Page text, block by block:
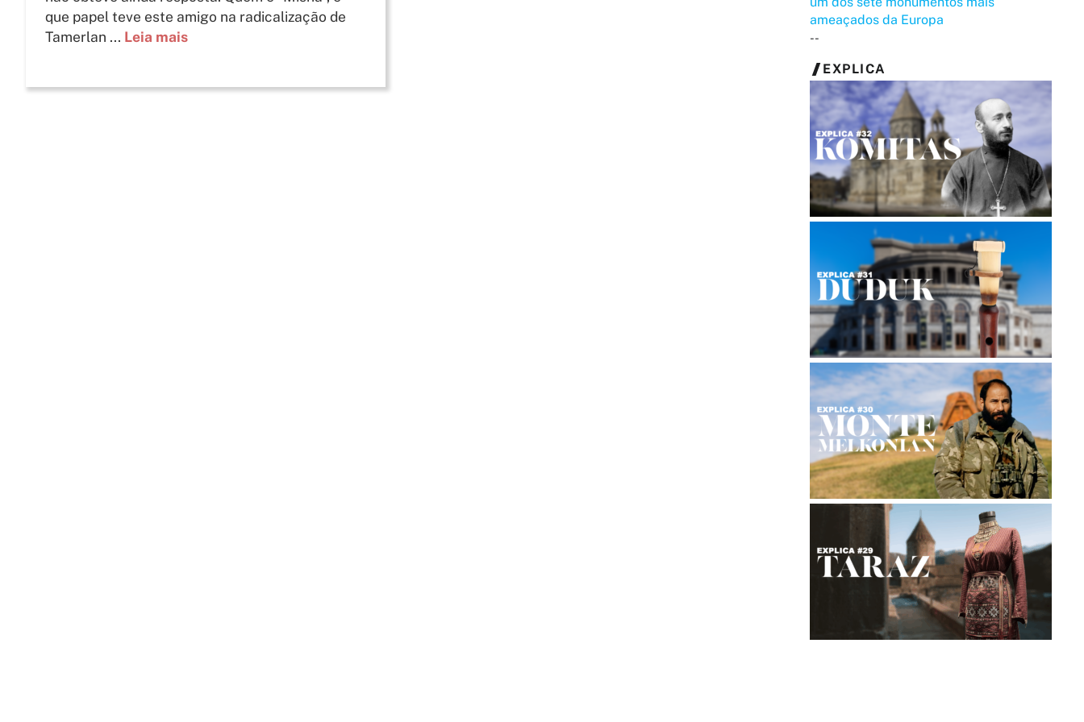
que papel teve este amigo na radicalização de
Tamerlan ... Leia mais
ameaçados da Europa
--
EXPLICA